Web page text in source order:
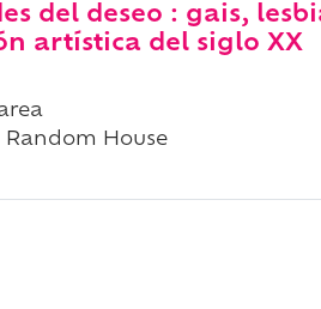
del deseo : gais,
artística del siglo XX
Random House